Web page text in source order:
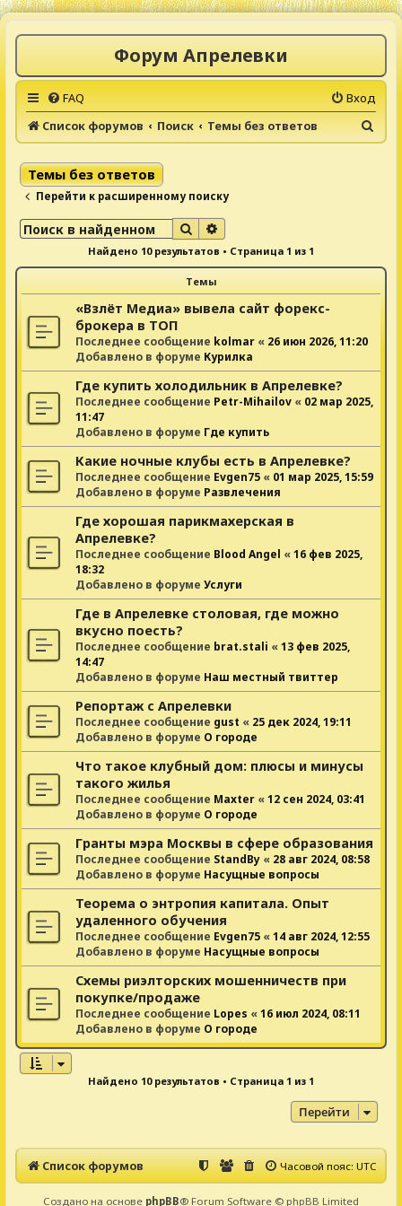
Форум Апрелевки
FAQ
Вход
Список форумов
Поиск Темы без ответов
о
Темы без ответов
Перейти к расширенному поиску
Поиск
Найдено 10 результатов • Страница 1 из 1
Темы
«Взлёт Медиа» вывела сайт форекс-
брокера в ТОП
Последнее сообщение kolmar « 26 июн 2026, 11:20
Добавлено в форуме Курилка
Где купить холодильник в Апрелевке?
Последнее сообщение Petr-Mihailov « 02 мар 2025,
11:47
Добавлено в форуме Где купить
Какие ночные клубы есть в Апрелевке?
Последнее сообщение Evgen75 « 01 мар 2025, 15:59
Добавлено в форуме Развлечения
Где хорошая парикмахерская в
Апрелевке?
Последнее сообщение Blood Angel «16 фев 2025,
18:32
Добавлено в форуме Услуги
Где в Апрелевке столовая, где можно
вкусно поесть?
Последнее сообщение brat.stali «13 фев 2025,
14:47
Добавлено в форуме Наш местный твиттер
Репортаж с Апрелевки
Последнее сообщение gust « 25 дек 2024, 19:11
Добавлено в форуме О городе
Что такое клубный дом: плюсы и минусы
такого жилья
Последнее сообщение Maxter «12 сен 2024, 03:41
Добавлено в форуме О городе
Гранты мэра Москвы в сфере образования
Последнее сообщение StandBy « 28 авг 2024, 08:58
Добавлено в форуме Насущные вопросы
Теорема о энтропия капитала. Опыт
удаленного обучения
Последнее сообщение Evgen75 «14 авг 2024, 12:55
Добавлено в форуме Насущные вопросы
Схемы риэлторских мошенничеств при
покупке/продаже
Последнее сообщение Lopes «16 июл 2024, 08:11
Добавлено в форуме О городе
Найдено 10 результатов • Страница 1 из 1
Перейти
Список форумов Часовой пояс:UTC
Создано на основе phpBB® Forum Software © phpBB Limited